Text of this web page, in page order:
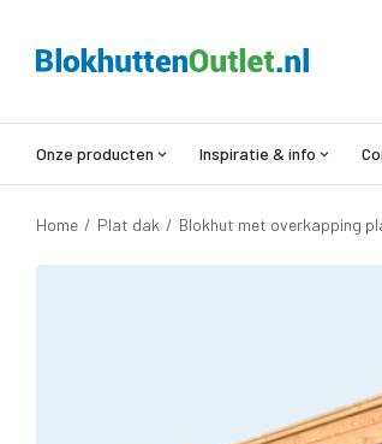
Onze producten Inspiratie & info
Home / Plat dak / Blokhut met overkapping